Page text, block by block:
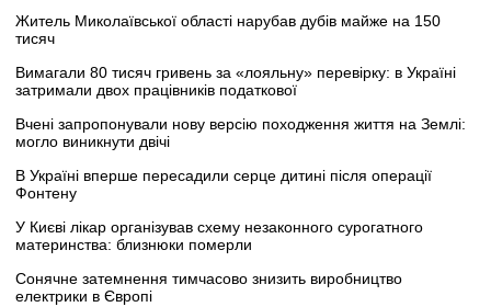
Житель Миколаївської області нарубав дубів майже на 150
тисяч
Вимагали 80 тисяч гривень за «лояльну» перевірку: в Україні
затримали двох працівників податкової
Вчені запропонували нову версію походження життя на Землі:
могло виникнути двічі
В Україні вперше пересадили серце дитині після операції
Фонтену
У Києві лікар організував схему незаконного сурогатного
материнства: близнюки померли
Сонячне затемнення тимчасово знизить виробництво
електрики в Європі